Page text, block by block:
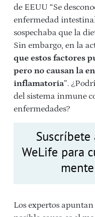
de EEUU “Se
enfermedad
sospechaba que la
Sin embargo, en la
que estos factores
pero no causan la
inflamatoria”.
del sistema inmune
enfermedades?
WeLife para
Los expertos apuntan